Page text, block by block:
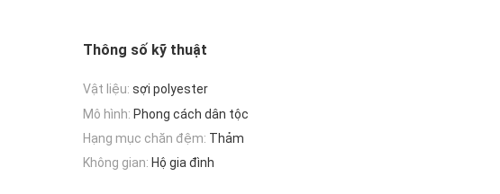
Thông số kỹ thuật
Vật liệu: sợi polyester
Mô hình: Phong cách dân tộc
Hạng mục chăn đệm: Thảm
Không gian: Hộ gia đình